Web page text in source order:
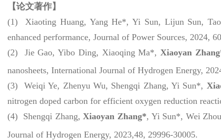
【论文著作】
(1) Xiaoting Huang, Yang He*, Yi Sun, Lijun Sun,
enhanced performance, Journal of Power Sources, 2024,
(2) Jie Gao, Yibo Ding, Xiaoqing Ma*,Xiaoyan
nanosheets, International Journal of Hydrogen Energy,
(3) Weiqi Ye, Zhenyu Wu, Shengqi Zhang, Yi Sun*,
nitrogen doped carbon for efficient oxygen reduction
(4) Shengqi Zhang, Xiaoyan Zhang*, Yi Sun*, Wei
Journal of Hydrogen Energy, 2023,48, 29996-30005.